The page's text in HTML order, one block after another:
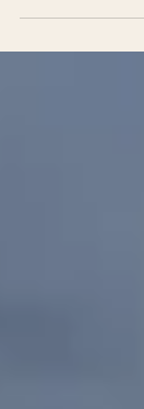
diretos entre
Grande do